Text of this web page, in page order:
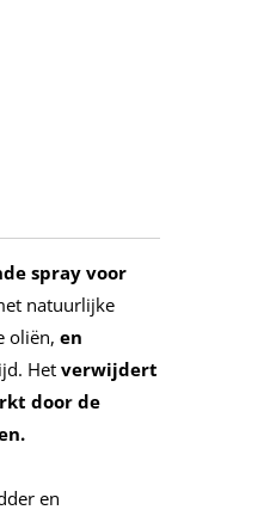
spray voor
natuurlijke
oliën, en
Hetverwijdert
door de
en